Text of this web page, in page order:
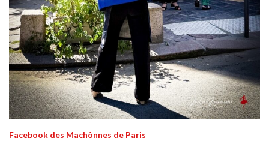
Facebook des Machônnes de Paris